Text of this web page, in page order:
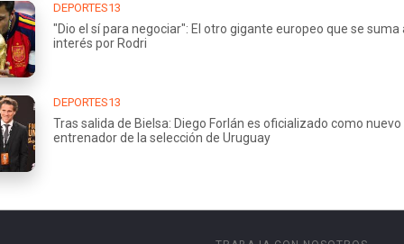
DEPORTES13
"Dio el sí para negociar": El otro gigante europeo que se suma
interés por Rodri
DEPORTES13
Tras salida de Bielsa: Diego Forlán es oficializado como nuevo
entrenador de la selección de Uruguay